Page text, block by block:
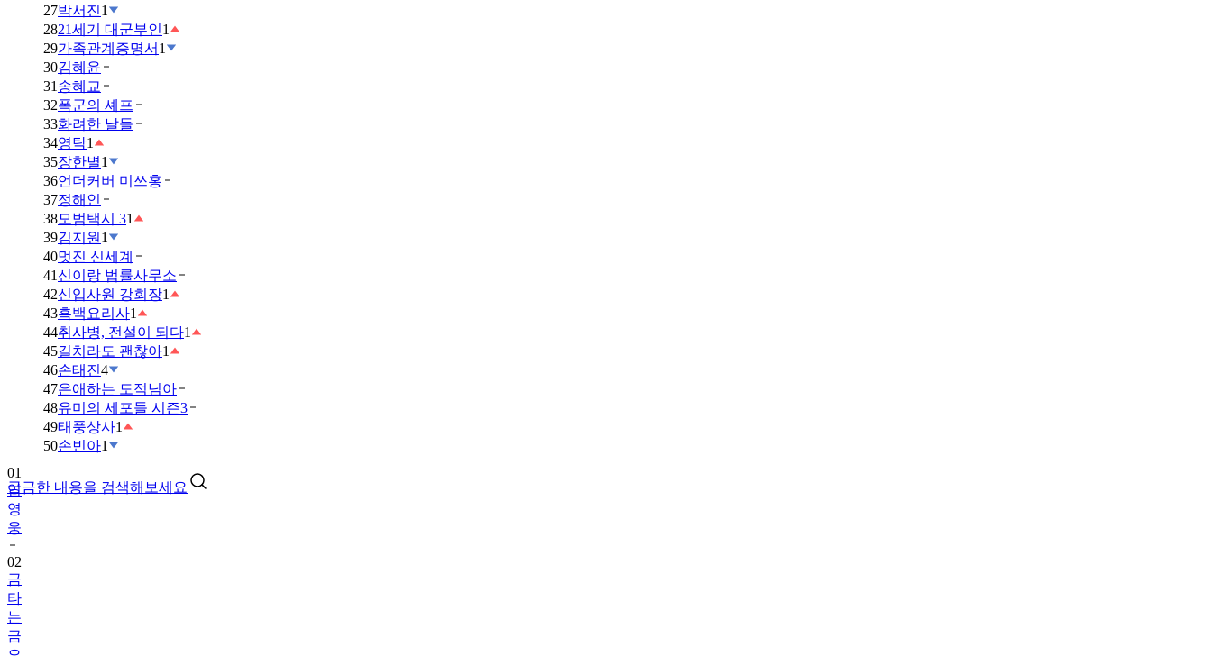
27박서진1
2821세기 대군부인1
29가족관계증명서 1
30김혜윤
31 송혜교
32폭군의 셰프
33화려한 날들
34영탁1
35장한별1
36언더커버 미쓰홍
37정해인
38모범택시 31
39김지원 1
40멋진 신세계
41 신이랑 법률사무소
42신입사원 강회장1
43흑백요리사1
44취사병, 전설이 되다1
45길치라도 괜찮아1
46손태진4
47은애하는 도적님아
48유미의 세포들 시즌3
49태풍상사1
50손빈아1
궁금한 내용을 검색해보세요
영
웅
02
금
타
는
금
요
일